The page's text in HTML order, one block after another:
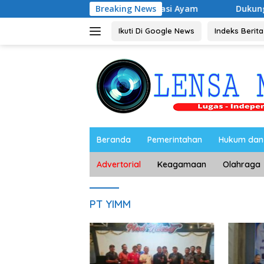
ke
Breaking News
Harga Telur dan Populasi Ayam Dukung
Ikuti Di Google News Indeks Berita
Beranda Pemerintahan Hukum
Advertorial Keagamaan Olahraga
PT YIMM